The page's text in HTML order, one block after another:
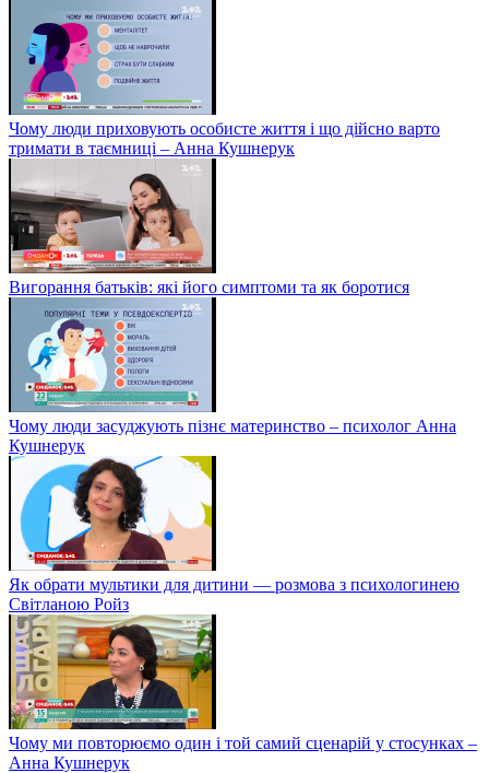
Чому люди приховують особисте життя і що дійсно варто
тримати в таємниці – Анна Кушнерук
Вигорання батьків: які його симптоми та як боротися
Чому люди засуджують пізнє материнство – психолог Анна
Кушнерук
Як обрати мультики для дитини — розмова з психологинею
Світланою Ройз
Чому ми повторюємо один і той самий сценарій у стосунках –
Анна Кушнерук